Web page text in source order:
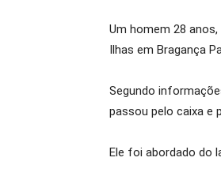
Um homem 28
Ilhas em Bragança
Segundo
passou pelo caixa e
Ele foi abordado do